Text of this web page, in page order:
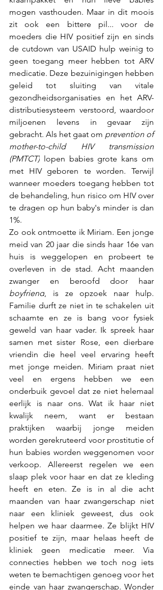
mogen vasthouden. Maar in dit moois
zit ook een bittere pil... voor de
moeders die HIV positief zijn en sinds
de cutdown van USAID hulp weinig to
geen toegang meer hebben tot ARV
medicatie. Deze bezuinigingen hebben
geleid tot sluiting van vitale
gezondheidsorganisaties en het ARV-
distributiesysteem verstoord, waardoor
miljoenen levens in gevaar zijn
gebracht. Als het gaat om prevention of
mother-to-child HIV transmission
(PMTCT) lopen babies grote kans om
met HIV geboren te worden. Terwijl
wanneer moeders toegang hebben tot
de behandeling, hun risico om HIV over
te dragen op hun baby's minder is dan
1%.
Zo ook ontmoette ik Miriam. Een jonge
meid van 20 jaar die sinds haar 16e van
huis is weggelopen en probeert te
overleven in de stad. Acht maanden
boyfriend , is ze opzoek naar hulp.
Familie durft ze niet in te schakelen uit
schaamte en ze is bang voor fysiek
geweld van haar vader. Ik spreek haar
samen met sister Rose, een dierbare
vriendin die heel veel ervaring heeft
met jonge meiden. Miriam praat niet
veel en ergens hebben we een
onderbuik gevoel dat ze niet helemaal
eerlijk is naar ons. Wat ik haar niet
kwalijk neem, want er bestaan
praktijken waarbij jonge meiden
worden gerekruteerd voor prostitutie of
hun babies worden weggenomen voor
verkoop. Allereerst regelen we een
slaap plek voor haar en dat ze kleding
heeft en eten. Ze is in al die acht
maanden van haar zwangerschap niet
naar een kliniek geweest, dus ook
helpen we haar daarmee. Ze blijkt HIV
positief te zijn, maar helaas heeft de
kliniek geen medicatie meer. Via
connecties hebben we toch nog iets
weten te bemachtigen genoeg voor het
einde van haar zwangerschap. Wonder